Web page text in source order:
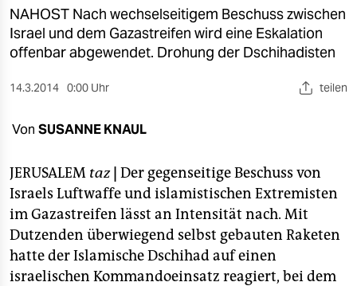
kultur
sport
berlin
nord
verlag
veranstaltungen
NAHOST Nach wechselseitigem Beschuss zwischen
Israel und dem Gazastreifen wird eine Eskalation
offenbar abgewendet. Drohung der Dschihadisten
14.3.2014 0:00 Uhr teilen
Von SUSANNE KNAUL
JERUSALEM taz Der gegenseitige Beschuss von
Israels Luftwaffe und islamistischen Extremisten
im Gazastreifen lässt an Intensität nach. Mit
Dutzenden überwiegend selbst gebauten Raketen
hatte der Islamische Dschihad auf einen
israelischen Kommandoeinsatz reagiert, bei dem